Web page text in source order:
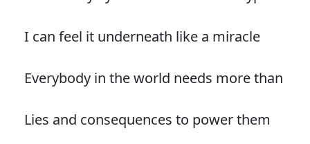
I can feel it underneath like a miracle
Everybody in the world needs more than
Lies and consequences to power them